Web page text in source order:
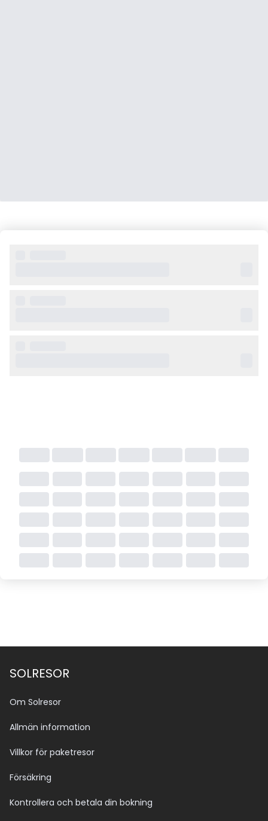
SOLRESOR
Om Solresor
Allmän information
Villkor för paketresor
Försäkring
Kontrollera och betala din bokning